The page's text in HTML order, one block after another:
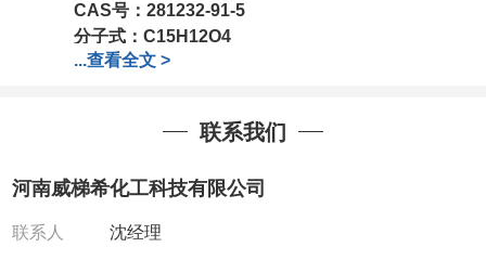
CAS号： 281232-91-5
分子式： C15H12O4
分子量：256.25
我司对高校及科研单位先发货和
全额退款,并承担所有运费。电话:0371-
QQ:3930072831
...查看全文 >
联系我们
河南威梯希化工科技有限公司
联系人 沈经理